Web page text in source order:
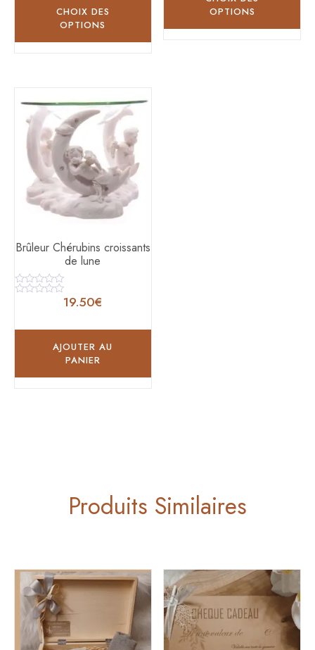
CHOIX DES
OPTIONS
OPTIONS
Brûleur Chérubins croissants
de lune
Note
5
19.50€
AJOUTER AU
PANIER
Produits Similaires